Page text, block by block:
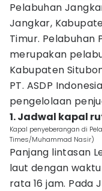
Pelabuhan
Jangkar,
Timur. Pelabuhan
merupakan
Kabupaten
PT. ASDP
pengelolaan
1. Jadwal kapal
Kapal penyeberangan di
Times/Muhammad Nasir)
Panjang lintasan
laut dengan
rata 16 jam. Pada